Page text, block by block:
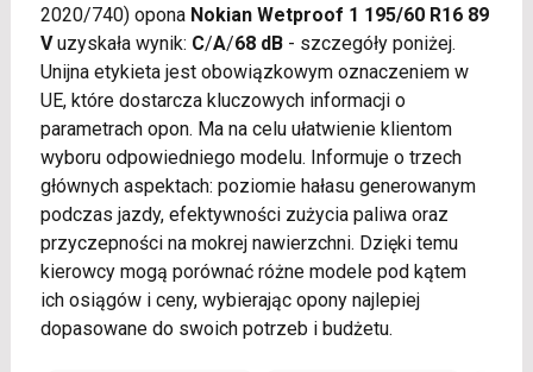
2020/740) opona Nokian Wetproof 1 195/60 R16 89
Vuzyskała wynik: C/A/68 dB- szczegóły poniżej.
Unijna etykieta jest obowiązkowym oznaczeniem w
UE, które dostarcza kluczowych informacji o
parametrach opon. Ma na celu ułatwienie klientom
wyboru odpowiedniego modelu. Informuje o trzech
głównych aspektach: poziomie hałasu generowanym
podczas jazdy, efektywności zużycia paliwa oraz
przyczepności na mokrej nawierzchni. Dzięki temu
kierowcy mogą porównać różne modele pod kątem
ich osiągów i ceny, wybierając opony najlepiej
dopasowane do swoich potrzeb i budżetu.